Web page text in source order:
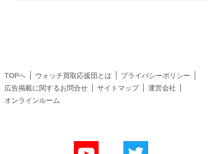
TOPへ ウォッチ買取応援団とは
プライバシーポリシー
広告掲載に関するお問合せ
サイトマップ
運営会社
オンラインルーム